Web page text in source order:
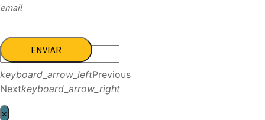
email
ENVIAR
keyboard_arrow_leftPrevious
Nextkeyboard_arrow_right
×